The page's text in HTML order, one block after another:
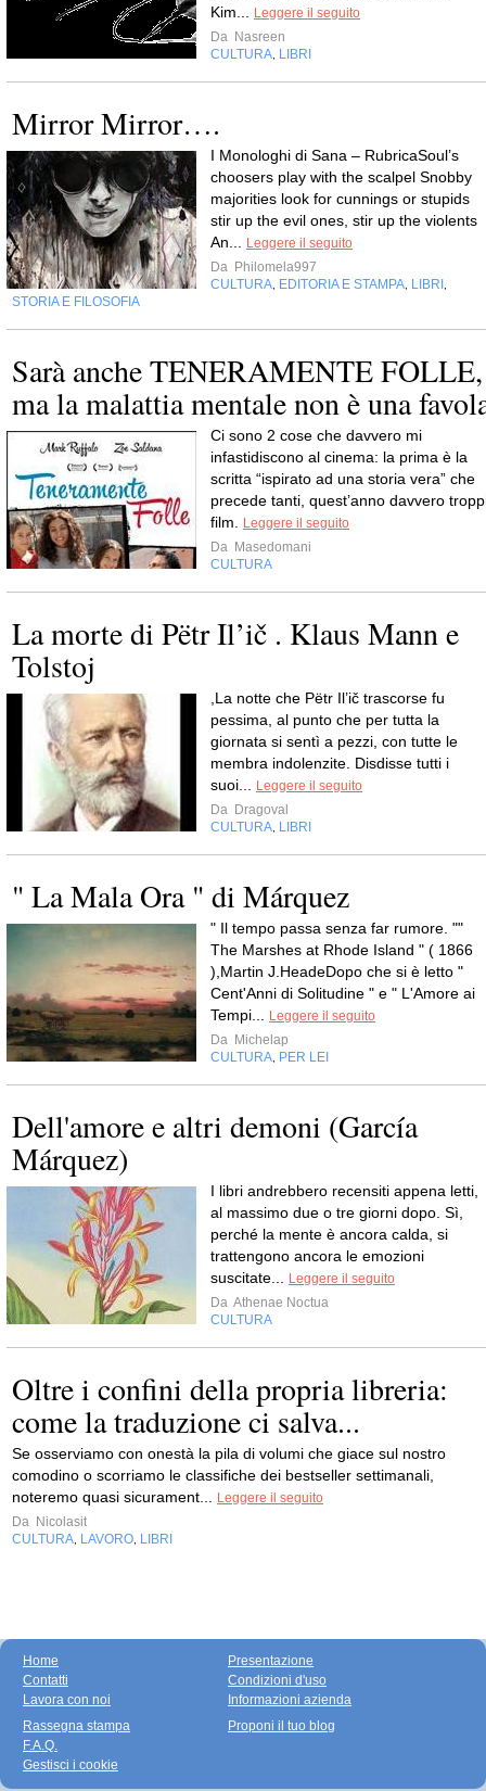
Kim...
Leggere il seguito
Da Nasreen
CULTURA LIBRI
Mirror Mirror….
I Monologhi di Sana – RubricaSoul’s
choosers play with the scalpel Snobby
majorities look for cunnings or stupids
stir up the evil ones, stir up the violents
An...
Leggere il seguito
Da Philomela997
CULTURA EDITORIA E STAMPA LIBRI
STORIA E FILOSOFIA
Sarà anche TENERAMENTE FOLLE,
ma la malattia mentale non è una
Ci sono 2 cose che davvero mi
infastidiscono al cinema: la prima è la
scritta “ispirato ad una storia vera” che
precede tanti, quest’anno davvero
film.
Leggere il seguito
Da Masedomani
CULTURA
La morte di Pëtr Il’ič . Klaus Mann e
Tolstoj
,La notte che Pëtr Il’ič trascorse fu
pessima, al punto che per tutta la
giornata si sentì a pezzi, con tutte le
membra indolenzite. Disdisse tutti i
suoi...
Leggere il seguito
Da Dragoval
CULTURA LIBRI
" La Mala Ora " di Márquez
" Il tempo passa senza far rumore. ""
The Marshes at Rhode Island " ( 1866
),Martin J.HeadeDopo che si è letto "
Cent'Anni di Solitudine " e " L'Amore ai
Tempi...
Leggere il seguito
Da Michelap
CULTURA PER LEI
Dell'amore e altri demoni (García
Márquez)
I libri andrebbero recensiti appena letti,
al massimo due o tre giorni dopo. Sì,
perché la mente è ancora calda, si
trattengono ancora le emozioni
suscitate...
Leggere il seguito
Da Athenae Noctua
CULTURA
Oltre i confini della propria libreria:
come la traduzione ci salva...
Se osserviamo con onestà la pila di volumi che giace sul nostro
comodino o scorriamo le classifiche dei bestseller settimanali,
noteremo quasi sicurament...
Leggere il seguito
Da Nicolasit
CULTURA LAVORO LIBRI
Home
Contatti
Lavora con noi
Presentazione
Condizioni d'uso
Informazioni azienda
Rassegna stampa
F.A.Q.
Gestisci i cookie
Proponi il tuo blog